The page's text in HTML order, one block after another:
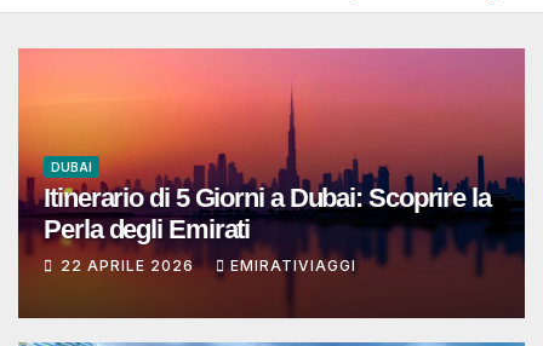
DUBAI
Itinerario di 5 Giorni a Dubai: Scoprire la
Perla degli Emirati
22 APRILE 2026 EMIRATIVIAGGI